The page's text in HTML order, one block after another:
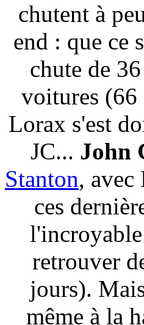
chutent à
end : que ce
chute de
voitures
Lorax s'est
JC... John
Stanton, avec
ces
l'incroyable
retrouver
jours).
même à la